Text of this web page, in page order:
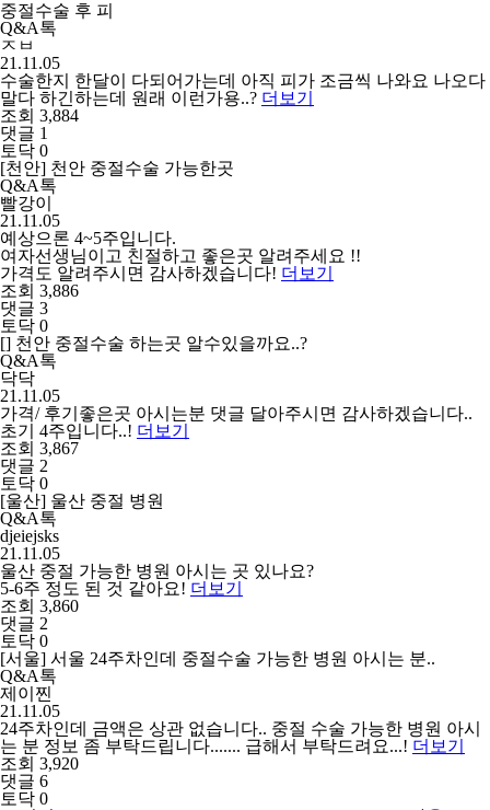
중절수술 후 피
Q&A톡
ㅈㅂ
21.11.05
수술한지 한달이 다되어가는데 아직 피가 조금씩 나와요 나오다
말다 하긴하는데 원래 이런가용..? 더보기
조회 3,884
댓글 1
토닥 0
[천안] 천안 중절수술 가능한곳
Q&A톡
빨강이
21.11.05
예상으론 4~5주입니다.
여자선생님이고 친절하고 좋은곳 알려주세요 !!
가격도 알려주시면 감사하겠습니다! 더보기
조회 3,886
댓글 3
토닥 0
[] 천안 중절수술 하는곳 알수있을까요..?
Q&A톡
닥닥
21.11.05
가격/ 후기좋은곳 아시는분 댓글 달아주시면 감사하겠습니다..
초기 4주입니다..! 더보기
조회 3,867
댓글 2
토닥 0
[울산] 울산 중절 병원
Q&A톡
djeiejsks
21.11.05
울산 중절 가능한 병원 아시는 곳 있나요?
5-6주 정도 된 것 같아요! 더보기
조회 3,860
댓글 2
토닥 0
[서울] 서울 24주차인데 중절수술 가능한 병원 아시는 분..
Q&A톡
제이찐
21.11.05
24주차인데 금액은 상관 없습니다.. 중절 수술 가능한 병원 아시
는 분 정보 좀 부탁드립니다....... 급해서 부탁드려요...! 더보기
조회 3,920
댓글 6
토닥 0